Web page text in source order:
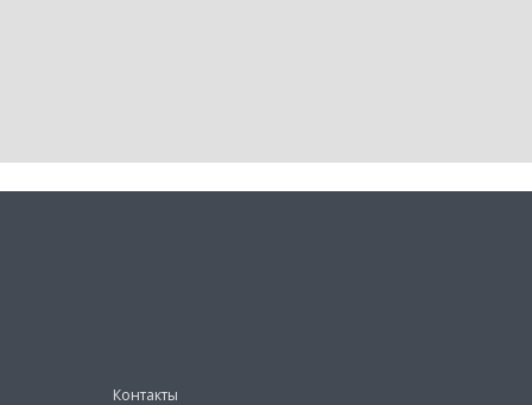
Контакты